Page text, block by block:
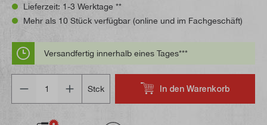
Lieferzeit: 1-3 Werktage **
Mehr als 10 Stück verfügbar (online und im Fachgeschäft)
Versandfertig innerhalb eines Tages***
Stck
In den Warenkorb